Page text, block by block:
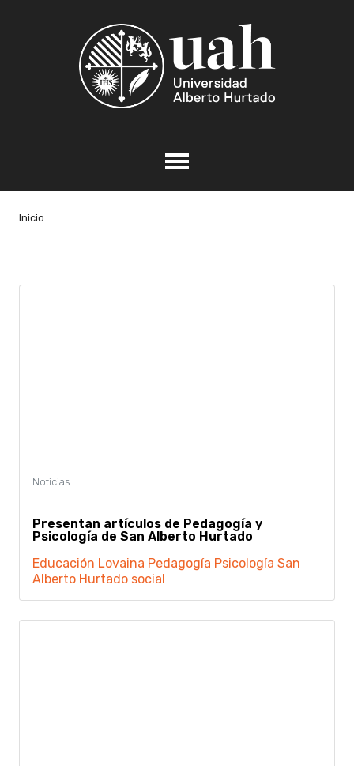
Inicio
Presentan artículos de Pedagogía y
Psicología de San Alberto Hurtado
Educación Lovaina Pedagogía Psicología San
Alberto Hurtado social